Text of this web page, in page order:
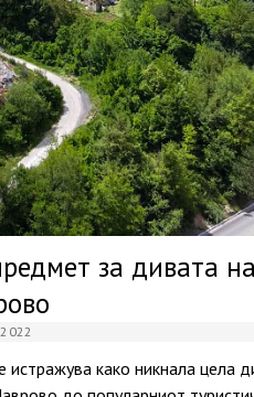
за дивата
како никнала цела